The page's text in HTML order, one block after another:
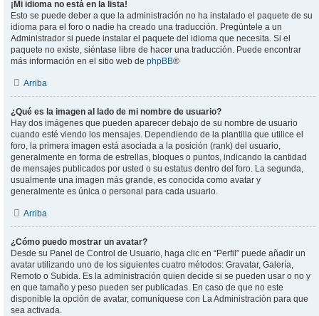
¡Mi idioma no está en la lista!
Esto se puede deber a que la administración no ha instalado el paquete de su
idioma para el foro o nadie ha creado una traducción. Pregúntele a un
Administrador si puede instalar el paquete del idioma que necesita. Si el
paquete no existe, siéntase libre de hacer una traducción. Puede encontrar
más información en el sitio web de phpBB®
Arriba
¿Qué es la imagen al lado de mi nombre de usuario?
Hay dos imágenes que pueden aparecer debajo de su nombre de usuario
cuando esté viendo los mensajes. Dependiendo de la plantilla que utilice el
foro, la primera imagen está asociada a la posición (rank) del usuario,
generalmente en forma de estrellas, bloques o puntos, indicando la cantidad
de mensajes publicados por usted o su estatus dentro del foro. La segunda,
usualmente una imagen más grande, es conocida como avatar y
generalmente es única o personal para cada usuario.
Arriba
¿Cómo puedo mostrar un avatar?
Desde su Panel de Control de Usuario, haga clic en “Perfil” puede añadir un
avatar utilizando uno de los siguientes cuatro métodos: Gravatar, Galería,
Remoto o Subida. Es la administración quien decide si se pueden usar o no y
en que tamaño y peso pueden ser publicadas. En caso de que no este
disponible la opción de avatar, comuníquese con La Administración para que
sea activada.